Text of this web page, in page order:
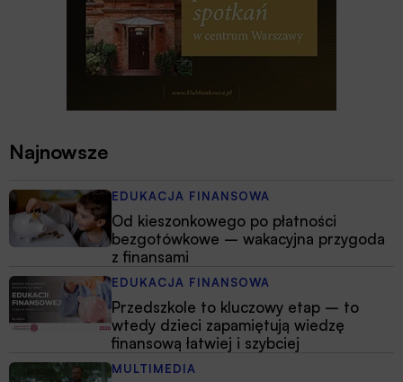
Najnowsze
EDUKACJA FINANSOWA
Od kieszonkowego po płatności
bezgotówkowe – wakacyjna przygoda
z finansami
EDUKACJA FINANSOWA
Przedszkole to kluczowy etap – to
wtedy dzieci zapamiętują wiedzę
finansową łatwiej i szybciej
MULTIMEDIA